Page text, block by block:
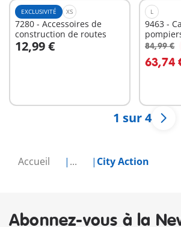
Accueil ... City Action
EXCLUSIVITÉ XS
7280 - Accessoires de
construction de routes
12,99 €
Au panier
L
9463 -
pivotante
84,99 €
63,74
Au
1 sur 4
Abonnez-vous à la